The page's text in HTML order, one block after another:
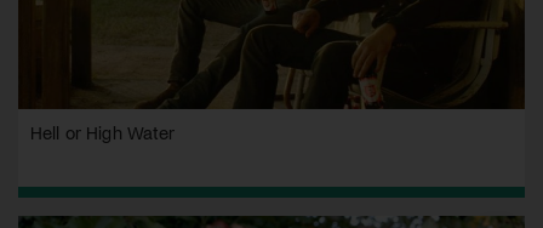
Hell or High Water